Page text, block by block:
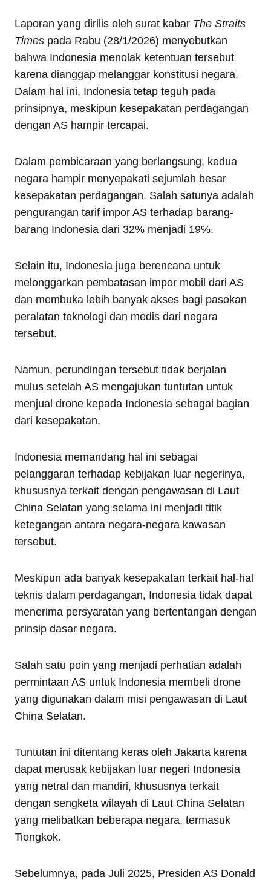
Laporan yang dirilis oleh surat kabar The Straits
Times pada Rabu (28/1/2026) menyebutkan
bahwa Indonesia menolak ketentuan tersebut
karena dianggap melanggar konstitusi negara.
Dalam hal ini, Indonesia tetap teguh pada
prinsipnya, meskipun kesepakatan perdagangan
dengan AS hampir tercapai.
Dalam pembicaraan yang berlangsung, kedua
negara hampir menyepakati sejumlah besar
kesepakatan perdagangan. Salah satunya adalah
pengurangan tarif impor AS terhadap barang-
barang Indonesia dari 32% menjadi 19%.
Selain itu, Indonesia juga berencana untuk
melonggarkan pembatasan impor mobil dari AS
dan membuka lebih banyak akses bagi pasokan
peralatan teknologi dan medis dari negara
tersebut.
Namun, perundingan tersebut tidak berjalan
mulus setelah AS mengajukan tuntutan untuk
menjual drone kepada Indonesia sebagai bagian
dari kesepakatan.
Indonesia memandang hal ini sebagai
pelanggaran terhadap kebijakan luar negerinya,
khususnya terkait dengan pengawasan di Laut
China Selatan yang selama ini menjadi titik
ketegangan antara negara-negara kawasan
tersebut.
Meskipun ada banyak kesepakatan terkait hal-hal
teknis dalam perdagangan, Indonesia tidak dapat
menerima persyaratan yang bertentangan dengan
prinsip dasar negara.
Salah satu poin yang menjadi perhatian adalah
permintaan AS untuk Indonesia membeli drone
yang digunakan dalam misi pengawasan di Laut
China Selatan.
Tuntutan ini ditentang keras oleh Jakarta karena
dapat merusak kebijakan luar negeri Indonesia
yang netral dan mandiri, khususnya terkait
dengan sengketa wilayah di Laut China Selatan
yang melibatkan beberapa negara, termasuk
Tiongkok.
Sebelumnya, pada Juli 2025, Presiden AS Donald